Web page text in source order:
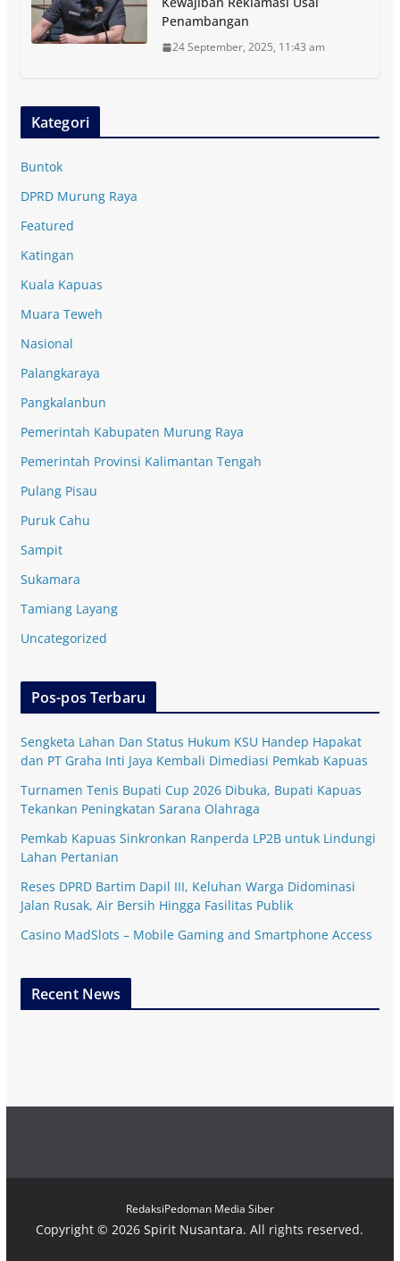
Penambangan
24 September, 2025, 11:43 am
Kategori
Buntok
DPRD Murung Raya
Featured
Katingan
Kuala Kapuas
Muara Teweh
Nasional
Palangkaraya
Pangkalanbun
Pemerintah Kabupaten Murung Raya
Pemerintah Provinsi Kalimantan Tengah
Pulang Pisau
Puruk Cahu
Sampit
Sukamara
Tamiang Layang
Uncategorized
Pos-pos Terbaru
Sengketa Lahan Dan Status Hukum KSU Handep Hapakat
dan PT Graha Inti Jaya Kembali Dimediasi Pemkab Kapuas
Turnamen Tenis Bupati Cup 2026 Dibuka, Bupati Kapuas
Tekankan Peningkatan Sarana Olahraga
Pemkab Kapuas Sinkronkan Ranperda LP2B untuk Lindungi
Lahan Pertanian
Reses DPRD Bartim Dapil III, Keluhan Warga Didominasi
Jalan Rusak, Air Bersih Hingga Fasilitas Publik
Casino MadSlots – Mobile Gaming and Smartphone Access
Recent News
RedaksiPedoman Media Siber
Copyright © 2026Spirit Nusantara. All rights reserved.